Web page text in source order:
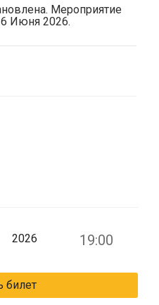
Мероприятие
Июня 2026.
2026 19:00
билет